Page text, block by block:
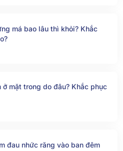
má bao lâu thì khỏi? Khắc
ở mặt trong do đâu? Khắc phục
đau nhức răng vào ban đêm